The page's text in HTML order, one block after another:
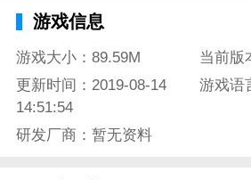
有类似蜘蛛侠的攀爬能力。在本作
游戏信息
游戏大小：89.59M
当前版
更新时间：2019-08-14
14:51:54
游戏语
研发厂商：暂无资料